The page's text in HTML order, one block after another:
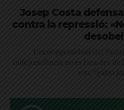
Josep Costa
contra la repressió:
L'exvicepresident del
independència no es farà des
una “gàbia